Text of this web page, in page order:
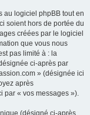
au logiciel phpBB tout en
soient hors de portée du
créées par le logiciel
que vous nous
pas limité à : la
ci-après par
» (désignée ici
après
par « vos messages »).
(désigné ci-après